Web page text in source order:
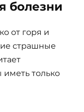
болезни
от горя и
страшные
только